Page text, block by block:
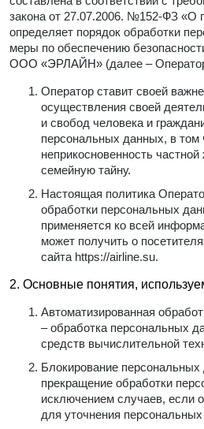
закона от 27.07.2006. №152-ФЗ «О
определяет порядок обработки
меры по обеспечению
ООО «ЭРЛАЙН» (далее –
Оператор ставит своей
осуществления своей
и свобод человека и
персональных данных, в
неприкосновенность
семейную тайну.
Настоящая политика
обработки персональных
применяется ко всей
может получить о
сайта https://airline.su.
2. Основные понятия,
Автоматизированная
– обработка персональных
средств вычислительной
Блокирование
прекращение обработки
исключением случаев, если
для уточнения